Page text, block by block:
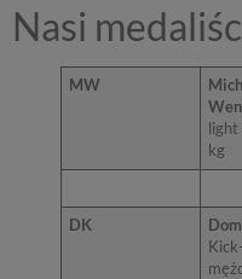
Nasi
MW
light
kg
DK